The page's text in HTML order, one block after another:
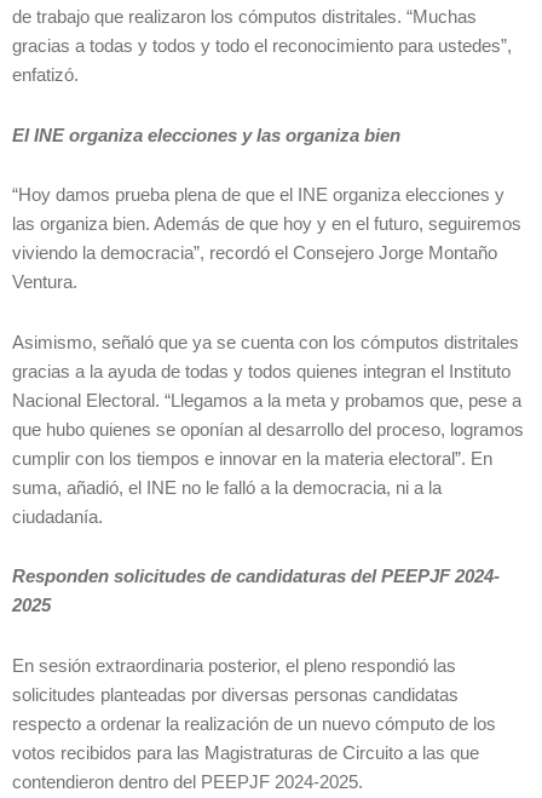
de trabajo que realizaron los cómputos distritales. “Muchas
gracias a todas y todos y todo el reconocimiento para ustedes”,
enfatizó.
El INE organiza elecciones y las organiza bien
“Hoy damos prueba plena de que el INE organiza elecciones y
las organiza bien. Además de que hoy y en el futuro, seguiremos
viviendo la democracia”, recordó el Consejero Jorge Montaño
Ventura.
Asimismo, señaló que ya se cuenta con los cómputos distritales
gracias a la ayuda de todas y todos quienes integran el Instituto
Nacional Electoral. “Llegamos a la meta y probamos que, pese a
que hubo quienes se oponían al desarrollo del proceso, logramos
cumplir con los tiempos e innovar en la materia electoral”. En
suma, añadió, el INE no le falló a la democracia, ni a la
ciudadanía.
Responden solicitudes de candidaturas del PEEPJF 2024-
2025
En sesión extraordinaria posterior, el pleno respondió las
solicitudes planteadas por diversas personas candidatas
respecto a ordenar la realización de un nuevo cómputo de los
votos recibidos para las Magistraturas de Circuito a las que
contendieron dentro del PEEPJF 2024-2025.